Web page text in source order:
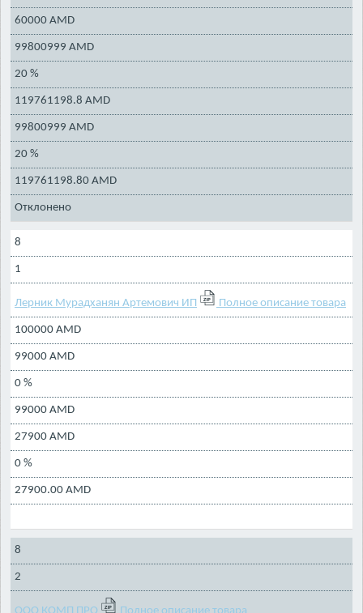
60000 AMD
99800999 AMD
20 %
119761198.8 AMD
99800999 AMD
20 %
119761198.80 AMD
Отклонено
8
1
Лерник Мурадханян Артемович ИП Полное описание товара
100000 AMD
99000 AMD
0 %
99000 AMD
27900 AMD
0 %
27900.00 AMD
8
2